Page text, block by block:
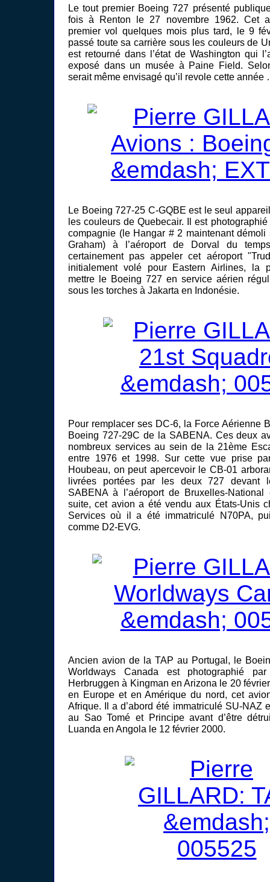
Le tout premier Boeing 727 présenté
fois à Renton le 27 novembre 1962. Cet
premier vol quelques mois plus tard, le 9
passé toute sa carrière sous les couleurs de
est retourné dans l’état de Washington qui
exposé dans un musée à Paine Field.
serait même envisagé qu’il revole cette année
Le Boeing 727-25 C-GQBE est le seul
les couleurs de Quebecair. Il est
compagnie (le Hangar # 2 maintenant démoli
Graham) à l’aéroport de Dorval du
certainement pas appeler cet aéroport
initialement volé pour Eastern Airlines, la
mettre le Boeing 727 en service aérien
sous les torches à Jakarta en Indonésie.
Pour remplacer ses DC-6, la Force Aérienne
Boeing 727-29C de la SABENA. Ces deux
nombreux services au sein de la 21ème
entre 1976 et 1998. Sur cette vue prise
Houbeau, on peut apercevoir le CB-01
livrées portées par les deux 727 devant
SABENA à l’aéroport de Bruxelles-
suite, cet avion a été vendu aux États-Unis
Services où il a été immatriculé N70PA,
comme D2-EVG.
Ancien avion de la TAP au Portugal, le
Worldways Canada est photographié
Herbruggen à Kingman en Arizona le 20
en Europe et en Amérique du nord, cet
Afrique. Il a d’abord été immatriculé SU-NAZ
au Sao Tomé et Principe avant d’être
Luanda en Angola le 12 février 2000.